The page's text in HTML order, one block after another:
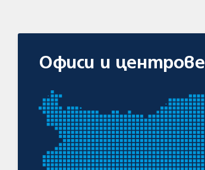
Офиси и центрове